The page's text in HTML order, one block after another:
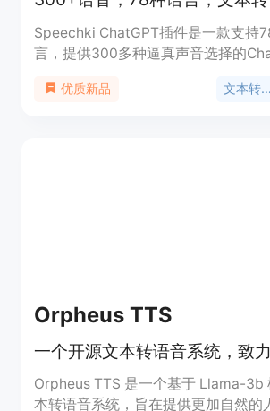
Speechki ChatGPT插件是一款支持
言，提供300多种逼真声音选择的
容，体验文本转语音的简便使用方式
优质新品 文本转语音
Orpheus TTS
Orpheus TTS 是一个基于 Llama-3b
本转语音系统，旨在提供更加自然的